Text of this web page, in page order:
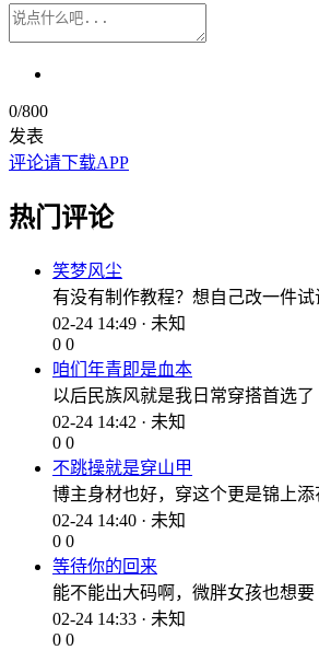
0/800
发表
评论请下载APP
热门评论
笑梦风尘
有没有制作教程？想自己改一件试
02-24 14:49 · 未知
0 0
咱们年青即是血本
以后民族风就是我日常穿搭首选了
02-24 14:42 · 未知
0 0
不跳操就是穿山甲
博主身材也好，穿这个更是锦上添
02-24 14:40 · 未知
0 0
等待你的回来
能不能出大码啊，微胖女孩也想要
02-24 14:33 · 未知
0 0